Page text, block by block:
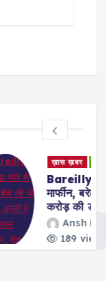
रुहेलखंड
घूमकर बेच रहे थे
गिरफ्तार, डेढ़
27, 2025